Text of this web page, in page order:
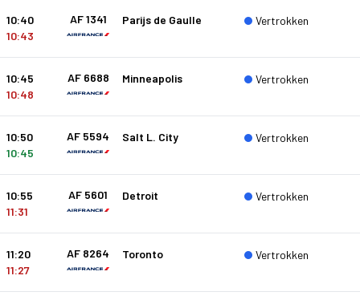
10:40
10:43
AF 1341 Parijs de Gaulle Vertrokken
10:45
10:48
AF 6688 Minneapolis Vertrokken
10:50
10:45
AF 5594 Salt L. City Vertrokken
10:55
11:31
AF 5601 Detroit Vertrokken
11:20
11:27
AF 8264 Toronto Vertrokken